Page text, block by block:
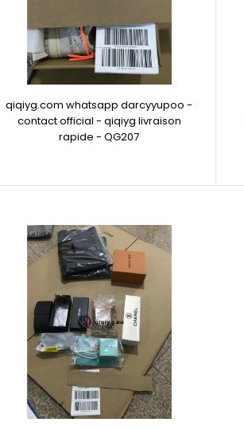
qiqiyg.com whatsapp darcyyupoo -
contact official - qiqiyg livraison
rapide - QG207